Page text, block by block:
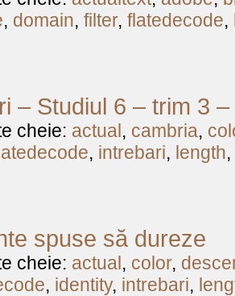
, domain, filter, flatedecode,
– Studiul 6 – trim 3
cheie: actual, cambria,
, intrebari, length,
spuse să dureze
cheie: actual, color,
, identity, intrebari,